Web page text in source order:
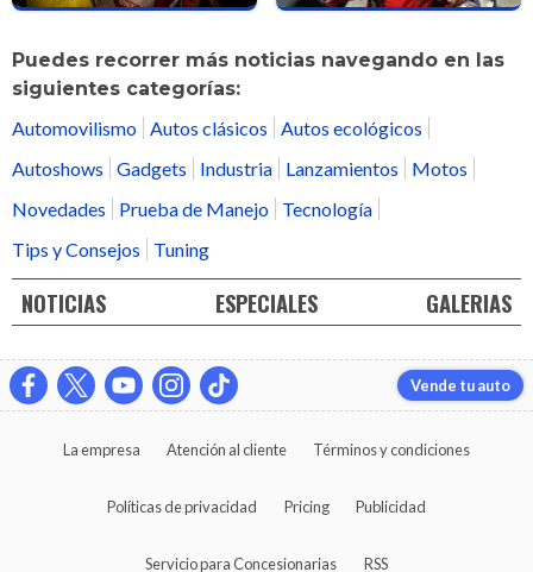
Puedes recorrer más noticias navegando en las
siguientes categorías:
Automovilismo Autos clásicos
Autos ecológicos
Autoshows
Gadgets Industria Lanzamientos
Motos
Novedades
Prueba de Manejo
Tecnología
Tips y Consejos
Tuning
NOTICIAS ESPECIALES GALERIAS
Vende tu auto
La empresa Atención al cliente Términos y condiciones
Políticas de privacidad Pricing Publicidad
Servicio para Concesionarias RSS